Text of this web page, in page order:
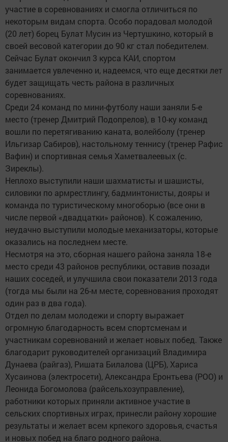
участие в соревнованиях и смогла отличиться по
некоторым видам спорта. Особо порадовал молодой
(20 лет) борец Булат Мусин из Чертушкино, который в
своей весовой категории до 90 кг стал победителем.
Сейчас Булат окончил 3 курса КАИ, спортом
занимается увлеченно и, надеемся, что еще десятки лет
будет защищать честь района в различных
соревнованиях.
Среди 24 команд по мини-футболу наши заняли 5-е
место (тренер Дмитрий Подопрелов), в 10-ку команд
вошли по перетягиванию каната, волейболу (тренер
Ильгизар Сабиров), настольному теннису (тренер Рафис
Вафин) и спортивная семья Хаметвалеевых (с.
Зиреклы).
Неплохо выступили наши шахматисты и шашисты,
силовики по армрестлингу, бадминтонисты, дояры и
команда по туристическому многоборью (все они в
числе первой «двадцатки» районов). К сожалению,
неудачно выступили молодые механизаторы, которые
оказались на последнем месте.
Несмотря на это, сборная нашего района заняла 18-е
место среди 43 районов республики, оставив позади
наших соседей, и улучшила свои показатели 2013 года
(тогда мы были на 26-м месте, соревнования проходят
один раз в два года).
Отдел по делам молодежи и спорту выражает
огромную благодарность всем спортсменам и
участникам соревнований и желает новых побед. Также
благодарит руководителей организаций Владимира
Дунаева (райгаз), Ришата Билалова (ЦРБ), Хариса
Хусаинова (электросети), Александра Еронтьева (РОО) и
Леонида Богомолова (райсельхозуправление),
работники которых приняли активное участие в
сельских спортивных играх, принесли району хорошие
результаты и желает всем крпекого здоровья, счастья
и новых побед на благо родного района.